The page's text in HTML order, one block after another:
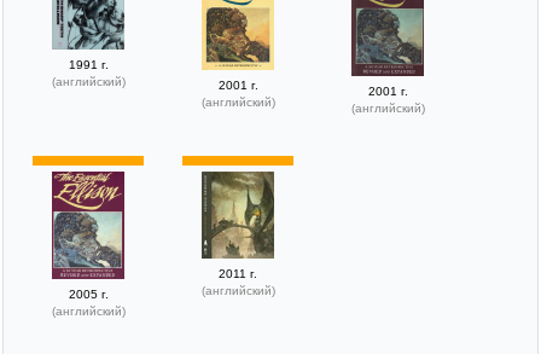
1991 г.
(английский)
2001 г.
(английский)
2001 г.
(английский)
2005 г.
(английский)
2011 г.
(английский)